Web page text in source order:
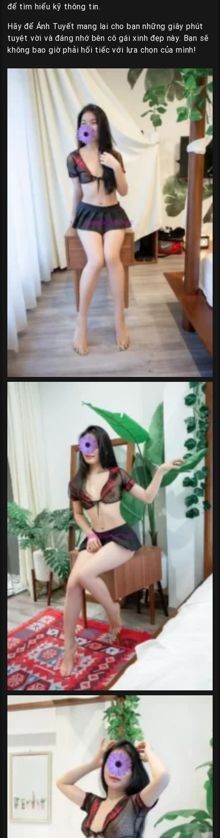
để tìm hiểu kỹ thông tin.
Hãy để Ánh Tuyết mang lại cho bạn những giây phút
tuyệt vời và đáng nhớ bên cô gái xinh đẹp này. Bạn sẽ
không bao giờ phải hối tiếc với lựa chọn của mình!